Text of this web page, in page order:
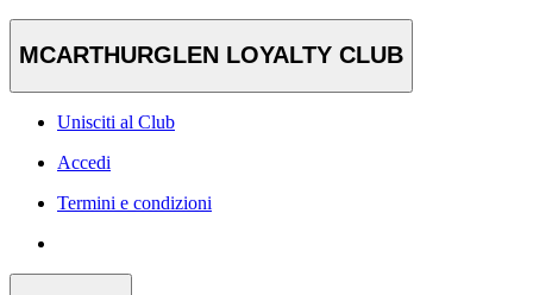
MCARTHURGLEN LOYALTY CLUB
Unisciti al Club
Accedi
Termini e condizioni